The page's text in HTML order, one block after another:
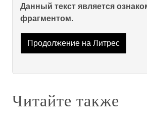
Данный текст является
фрагментом.
Продолжение на Литрес
Читайте также